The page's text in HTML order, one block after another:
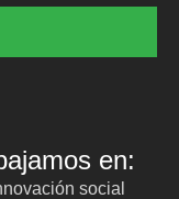
en:
social